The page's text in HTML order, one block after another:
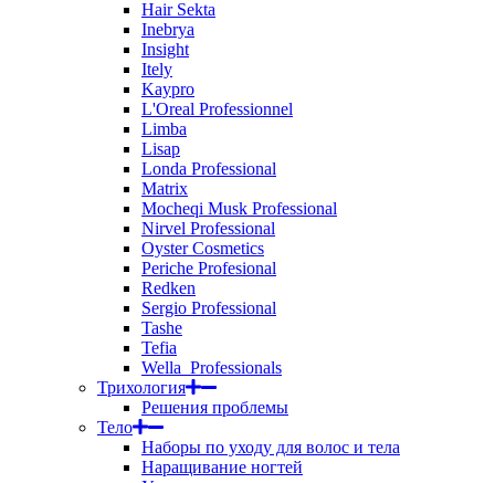
Hair Sekta
Inebrya
Insight
Itely
Kaypro
L'Oreal Professionnel
Limba
Lisap
Londa Professional
Matrix
Mocheqi Musk Professional
Nirvel Professional
Oyster Cosmetics
Periche Profesional
Redken
Sergio Professional
Tashe
Tefia
Wella_Professionals
Трихология
Решения проблемы
Тело
Наборы по уходу для волос и тела
Наращивание ногтей